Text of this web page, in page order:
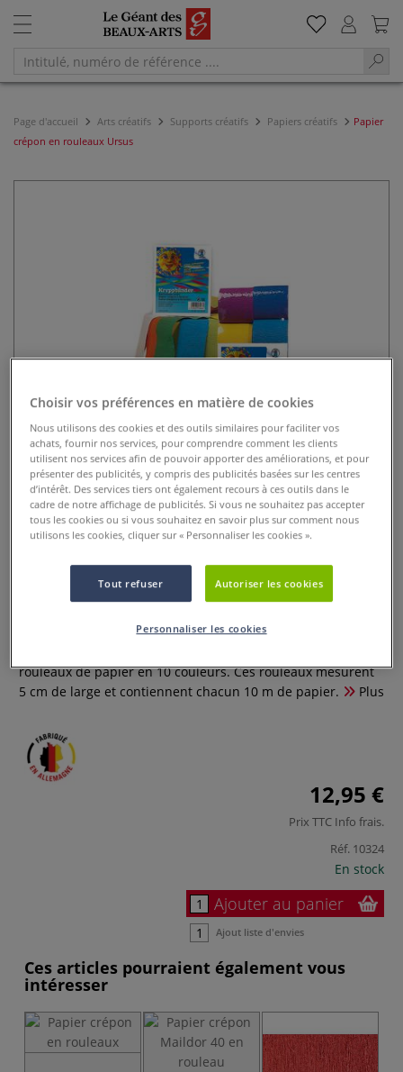
Page d'accueil Arts créatifs Supports créatifs Papiers créatifs
Papier
crépon en rouleaux Ursus
Papier crépon en rouleaux Ursus
rouleaux de papier en 10 couleurs. Ces rouleaux mesurent
5 cm de large et contiennent chacun 10 m de papier.
Plus
12,95 €
Prix TTC Info frais.
Réf. 10324
En stock
Ajouter au panier
Ajout liste d'envies
Ces articles pourraient également vous
intéresser
Choisir vos préférences en matière de cookies
Nous utilisons des cookies et des outils similaires pour faciliter vos
achats, fournir nos services, pour comprendre comment les clients
utilisent nos services afin de pouvoir apporter des améliorations, et pour
présenter des publicités, y compris des publicités basées sur les centres
d’intérêt. Des services tiers ont également recours à ces outils dans le
cadre de notre affichage de publicités. Si vous ne souhaitez pas accepter
tous les cookies ou si vous souhaitez en savoir plus sur comment nous
utilisons les cookies, cliquer sur « Personnaliser les cookies ».
Tout refuser Autoriser les cookies
Personnaliser les cookies